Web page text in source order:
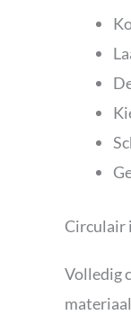
Circulair
Volledig